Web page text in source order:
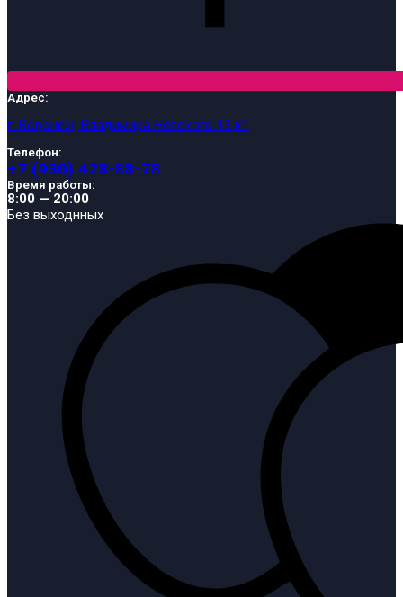
Адрес:
г. Воронеж, Владимира Невского 13 к1
Телефон:
+7 (930) 428-88-78
Время работы:
8:00 — 20:00
Без выходнных